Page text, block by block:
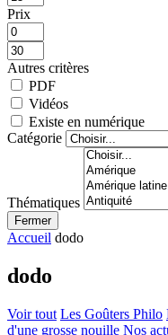
Prix
Autres critères
PDF
Vidéos
Existe en numérique
Catégorie
Thématiques
Fermer
Accueil dodo
dodo
Voir tout Les Goûters Philo
d'une grosse nouille Nos